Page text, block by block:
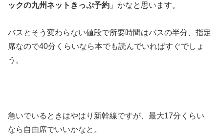
ックの九州ネットきっぷ予約 」かなと思います。
バスとそう変わらない値段で所要時間はバスの半分、指定
席なので40分くらいなら本でも読んでいればすぐでしょ
う。
急いでいるときはやはり新幹線ですが、最大17分くらい
なら自由席でいいかなと。